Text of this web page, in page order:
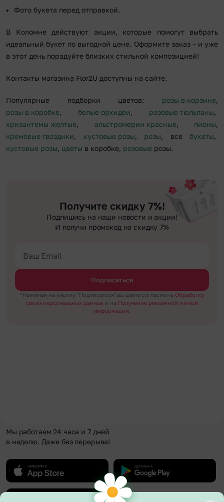
Фото букета перед отправкой.
В Коломне действуют акции, которые помогут выбрать
идеальный букет по выгодной цене. Оформите заказ – и уже
в этот день порадуйте близких стильной композицией!
Контакты магазина Flor2U доступны на сайте.
Популярные подборки цветов: розы в корзине,
розы в коробке, белые орхидеи, розовые тюльпаны,
хризантемы желтые, альстромерии красные, пионы,
кремовые гвоздики, кустовые розы, розы, все букеты,
кустовые розы, цветы в коробке, розовые розы.
Получите скидку 7%!
Подпишись на наши новости и акции!
И получи промокод на скидку 7%
Подписаться
*Нажимая на кнопку "Подписаться" вы даёте согласие на Обработку
своих персональных данных и на Получение рекламной и иной
информации.
Мы работаем 24 часа и 7 дней
в неделю. Даже без перерыва!